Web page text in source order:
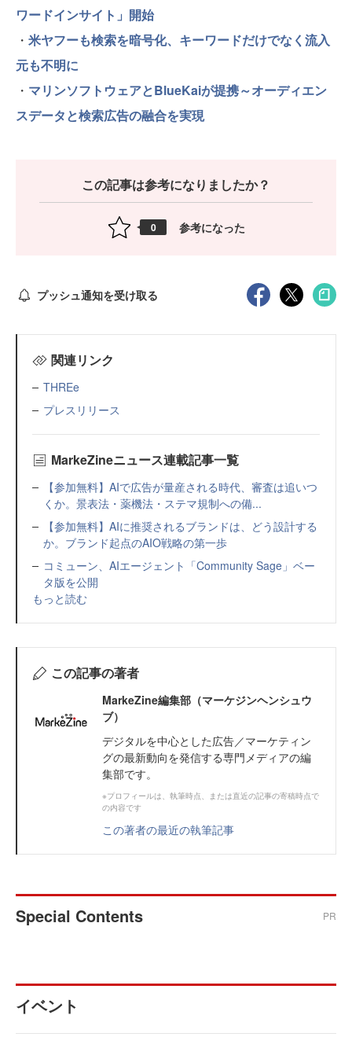
ワードインサイト」開始
・ 米ヤフーも検索を暗号化、キーワードだけでなく流入
元も不明に
・ マリンソフトウェアとBlueKaiが提携～オーディエン
スデータと検索広告の融合を実現
この記事は参考になりましたか？
0 参考になった
プッシュ通知を受け取る
関連リンク
THREe
プレスリリース
MarkeZineニュース連載記事一覧
【参加無料】AIで広告が量産される時代、審査は追いつ
くか。景表法・薬機法・ステマ規制への備...
【参加無料】AIに推奨されるブランドは、どう設計する
か。ブランド起点のAIO戦略の第一歩
コミューン、AIエージェント「Community Sage」ベー
タ版を公開
もっと読む
この記事の著者
MarkeZine編集部（マーケジンヘンシュウ
ブ）
デジタルを中心とした広告／マーケティン
グの最新動向を発信する専門メディアの編
集部です。
※プロフィールは、執筆時点、または直近の記事の寄稿時点で
の内容です
この著者の最近の執筆記事
Special Contents PR
イベント